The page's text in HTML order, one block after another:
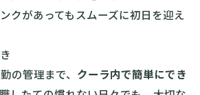
クがあってもスムーズに初日を迎え
の管理まで、 クーラ内で簡単にでき